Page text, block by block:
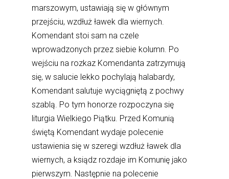
marszowym, ustawiają się w głównym
przejściu, wzdłuż ławek dla wiernych.
Komendant stoi sam na czele
wprowadzonych przez siebie kolumn. Po
wejściu na rozkaz Komendanta zatrzymują
się, w salucie lekko pochylają halabardy,
Komendant salutuje wyciągniętą z pochwy
szablą. Po tym honorze rozpoczyna się
liturgia Wielkiego Piątku. Przed Komunią
świętą Komendant wydaje polecenie
ustawienia się w szeregi wzdłuż ławek dla
wiernych, a ksiądz rozdaje im Komunię jako
pierwszym. Następnie na polecenie